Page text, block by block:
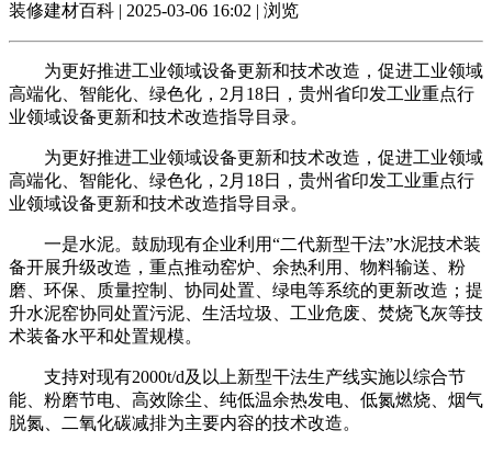
装修建材百科 | 2025-03-06 16:02 | 浏览
为更好推进工业领域设备更新和技术改造，促进工业领域
高端化、智能化、绿色化，2月18日，贵州省印发工业重点行
业领域设备更新和技术改造指导目录。
为更好推进工业领域设备更新和技术改造，促进工业领域
高端化、智能化、绿色化，2月18日，贵州省印发工业重点行
业领域设备更新和技术改造指导目录。
一是水泥。鼓励现有企业利用“二代新型干法”水泥技术装
备开展升级改造，重点推动窑炉、余热利用、物料输送、粉
磨、环保、质量控制、协同处置、绿电等系统的更新改造；提
升水泥窑协同处置污泥、生活垃圾、工业危废、焚烧飞灰等技
术装备水平和处置规模。
支持对现有2000t/d及以上新型干法生产线实施以综合节
能、粉磨节电、高效除尘、纯低温余热发电、低氮燃烧、烟气
脱氮、二氧化碳减排为主要内容的技术改造。